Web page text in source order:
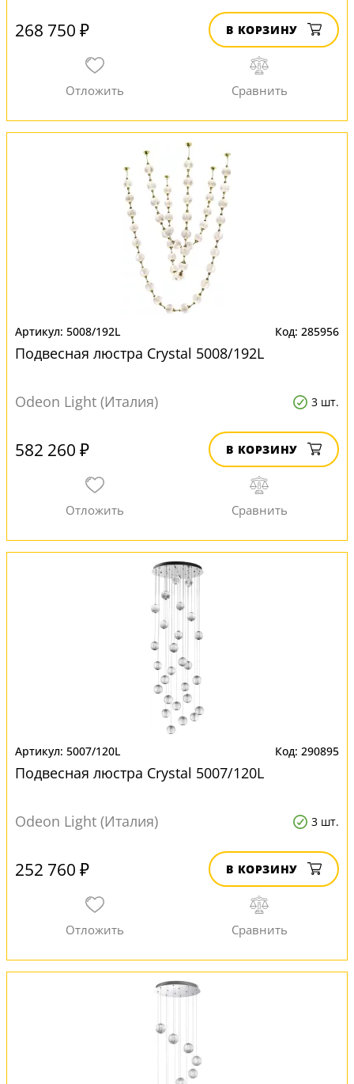
268 750 ₽ В КОРЗИНУ
5008/192L 285956
Подвесная люстра Crystal 5008/192L
Odeon Light (Италия) 3 шт.
582 260 ₽ В КОРЗИНУ
5007/120L 290895
Подвесная люстра Crystal 5007/120L
Odeon Light (Италия) 3 шт.
252 760 ₽ В КОРЗИНУ